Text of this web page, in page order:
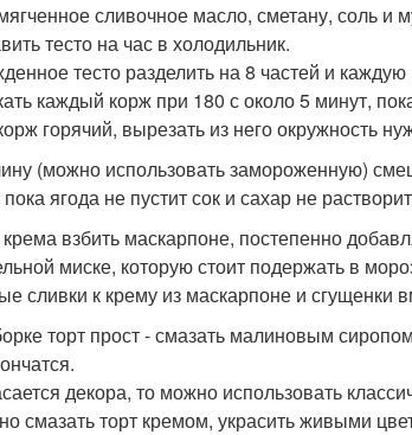
сливочное масло, сметану, соль и
тесто на час в холодильник.
тесто разделить на 8 частей и каждую
каждый корж при 180 с около 5 минут,
горячий, вырезать из него окружность
(можно использовать замороженную)
пока ягода не пустит сок и сахар не
взбить маскарпоне, постепенно
миске, которую стоит подержать в
сливки к крему из маскарпоне и сгущенки
торт прост - смазать малиновым
декора, то можно использовать
смазать торт кремом, украсить живыми